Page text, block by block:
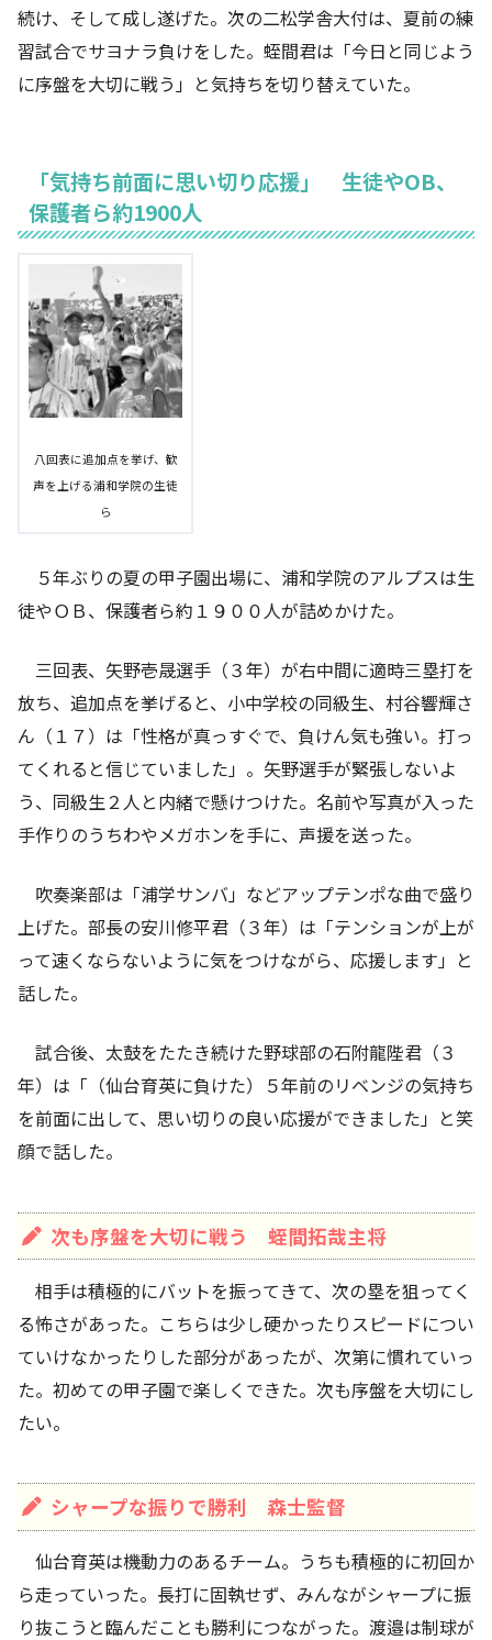
続け、そして成し遂げた。次の二松学舎大付は、夏前の練
習試合でサヨナラ負けをした。蛭間君は「今日と同じよう
に序盤を大切に戦う」と気持ちを切り替えていた。
「気持ち前面に思い切り応援」 生徒やOB、
保護者ら約1900人
八回表に追加点を挙げ、歓
声を上げる浦和学院の生徒
ら
５年ぶりの夏の甲子園出場に、浦和学院のアルプスは生
徒やＯＢ、保護者ら約１９００人が詰めかけた。
三回表、矢野壱晟選手（３年）が右中間に適時三塁打を
放ち、追加点を挙げると、小中学校の同級生、村谷響輝さ
ん（１７）は「性格が真っすぐで、負けん気も強い。打っ
てくれると信じていました」。矢野選手が緊張しないよ
う、同級生２人と内緒で懸けつけた。名前や写真が入った
手作りのうちわやメガホンを手に、声援を送った。
吹奏楽部は「浦学サンバ」などアップテンポな曲で盛り
上げた。部長の安川修平君（３年）は「テンションが上が
って速くならないように気をつけながら、応援します」と
話した。
試合後、太鼓をたたき続けた野球部の石附龍陛君（３
年）は「（仙台育英に負けた）５年前のリベンジの気持ち
を前面に出して、思い切りの良い応援ができました」と笑
顔で話した。
次も序盤を大切に戦う 蛭間拓哉主将
相手は積極的にバットを振ってきて、次の塁を狙ってく
る怖さがあった。こちらは少し硬かったりスピードについ
ていけなかったりした部分があったが、次第に慣れていっ
た。初めての甲子園で楽しくできた。次も序盤を大切にし
たい。
シャープな振りで勝利 森士監督
仙台育英は機動力のあるチーム。うちも積極的に初回か
ら走っていった。長打に固執せず、みんながシャープに振
り抜こうと臨んだことも勝利につながった。渡邉は制球が